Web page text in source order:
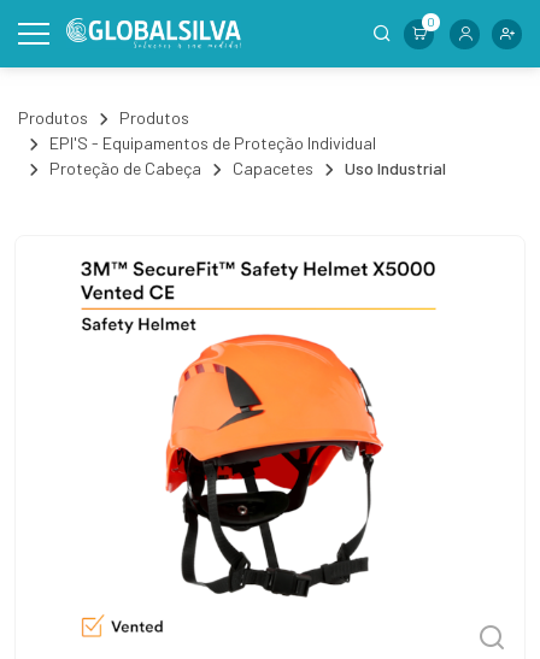
0
Produtos
Produtos
EPI'S - Equipamentos de Proteção Individual
Proteção de Cabeça
Capacetes Uso Industrial